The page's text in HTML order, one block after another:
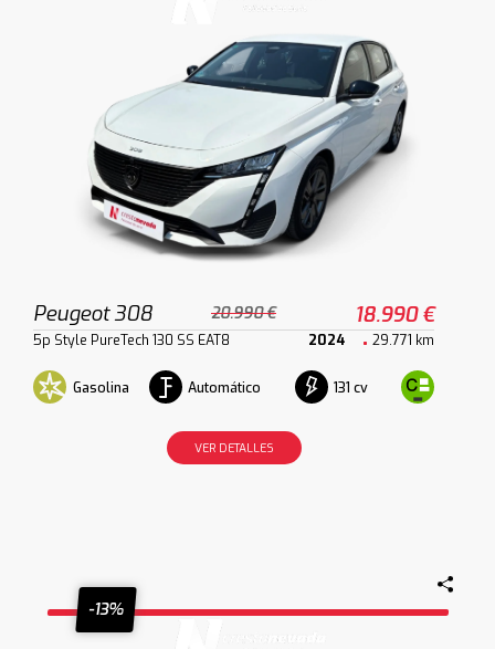
Peugeot 308 20.990 € 18.990 €
5p Style PureTech 130 SS EAT8 2024 29.771 km
Gasolina Automático 131 cv
VER DETALLES
-13%